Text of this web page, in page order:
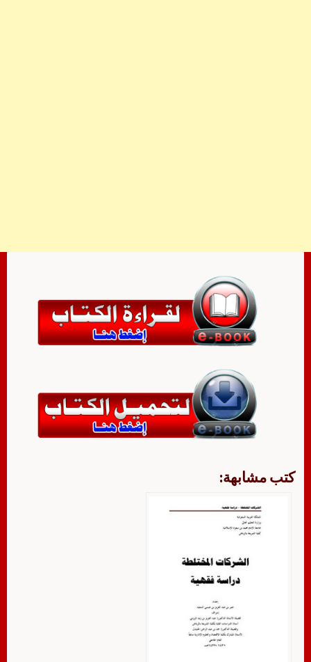
كتب مشابهة: